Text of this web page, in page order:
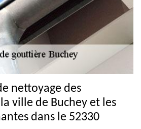
nettoyage des
ville de Buchey et les
dans le 52330